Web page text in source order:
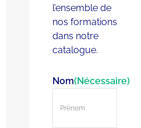
l’ensemble de
nos formations
dans notre
catalogue.
Nom(Nécessaire)